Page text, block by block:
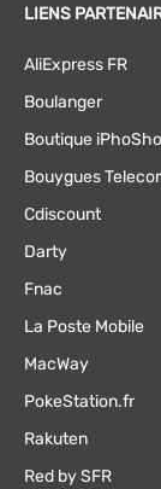
LIENS
AliExpress FR
Boulanger
Boutique
Bouygues
Cdiscount
Darty
Fnac
La Poste Mobile
MacWay
PokeStation.fr
Rakuten
Red by SFR